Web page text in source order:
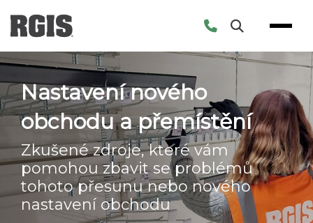
content
Nastavení nového
obchodu a přemístění
Zkušené zdroje, které vám
pomohou zbavit se problémů
tohoto přesunu nebo nového
nastavení obchodu